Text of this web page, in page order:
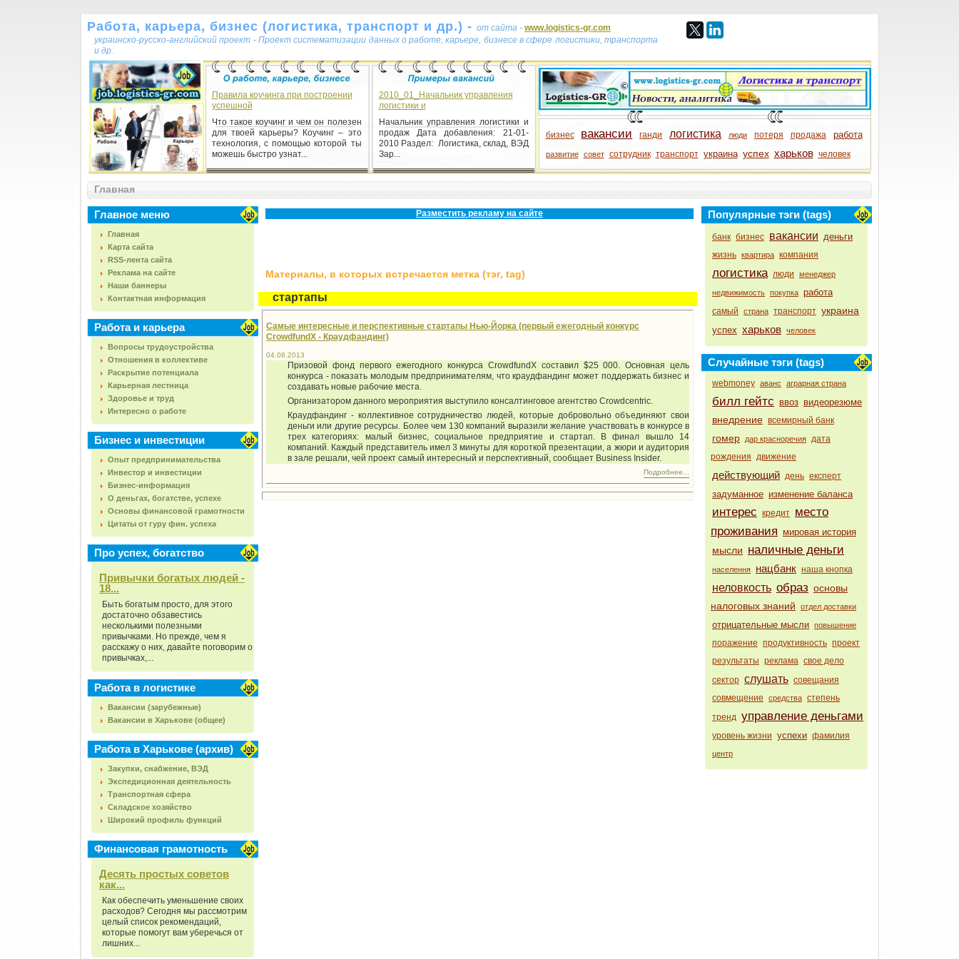
Работа, карьера, бизнес (логистика, транспорт и др.) - от сайта - www.logistics-gr.com
украинско-русско-английский проект - Проект систематизации данных о работе, карьере, бизнесе в сфере логистики, транспорта
и др.
Правила коучинга при построении
успешной
Что такое коучинг и чем он полезен
для твоей карьеры? Коучинг – это
технология, с помощью которой ты
можешь быстро узнат...
2010_01_Начальник управления
логистики и
Начальник управления логистики и
продаж Дата добавления: 21-01-
2010 Раздел: Логистика, склад, ВЭД
Зар...
бизнес вакансии ганди логистика люди потеря продажа работа
развитие совет сотрудник транспорт украина успех харьков человек
Главная
Главное меню
Главная
Карта сайта
RSS-лента сайта
Реклама на сайте
Наши баннеры
Контактная информация
Работа и карьера
Вопросы трудоустройства
Отношения в коллективе
Раскрытие потенциала
Карьерная лестница
Здоровье и труд
Интересно о работе
Бизнес и инвестиции
Опыт предпринимательства
Инвестор и инвестиции
Бизнес-информация
О деньгах, богатстве, успехе
Основы финансовой грамотности
Цитаты от гуру фин. успеха
Про успех, богатство
Привычки богатых людей -
18...
Быть богатым просто, для этого
достаточно обзавестись
несколькими полезными
привычками. Но прежде, чем я
расскажу о них, давайте поговорим о
привычках,...
Работа в логистике
Вакансии (зарубежные)
Вакансии в Харькове (общее)
Работа в Харькове (архив)
Закупки, снабжение, ВЭД
Экспедиционная деятельность
Транспортная сфера
Складское хозяйство
Широкий профиль функций
Финансовая грамотность
Десять простых советов
как...
Как обеспечить уменьшение своих
расходов? Сегодня мы рассмотрим
целый список рекомендаций,
которые помогут вам уберечься от
лишних...
Разместить рекламу на сайте
Материалы, в которых встречается метка (тэг, tag)
стартапы
Самые интересные и перспективные стартапы Нью-Йорка (первый ежегодный конкурс
CrowdfundX - Краудфандинг)
04.08.2013
Призовой фонд первого ежегодного конкурса CrowdfundX составил $25 000. Основная цель
конкурса - показать молодым предпринимателям, что краудфандинг может поддержать бизнес и
создавать новые рабочие места.
Организатором данного мероприятия выступило консалтинговое агентство Crowdcentric.
Краудфандинг - коллективное сотрудничество людей, которые добровольно объединяют свои
деньги или другие ресурсы. Более чем 130 компаний выразили желание участвовать в конкурсе в
трех категориях: малый бизнес, социальное предприятие и стартап. В финал вышло 14
компаний. Каждый представитель имел 3 минуты для короткой презентации, а жюри и аудитория
в зале решали, чей проект самый интересный и перспективный, сообщает Business Insider.
Подробнее...
Популярные тэги (tags)
банк бизнес вакансии деньги
жизнь квартира компания
логистика люди менеджер
недвижимость покупка работа
самый страна транспорт украина
успех харьков человек
Случайные тэги (tags)
webmoney аванс аграрная страна
билл гейтс ввоз видеорезюме
внедрение всемирный банк
гомер дар красноречия дата
рождения движение
действующий день експерт
задуманное изменение баланса
интерес кредит место
проживания мировая история
мысли наличные деньги
населення нацбанк наша кнопка
неловкость образ основы
налоговых знаний
отдел доставки
отрицательные мысли повышение
поражение продуктивность проект
результаты реклама свое дело
сектор слушать совещания
совмещение
средства степень
тренд управление деньгами
уровень жизни успехи фамилия
центр